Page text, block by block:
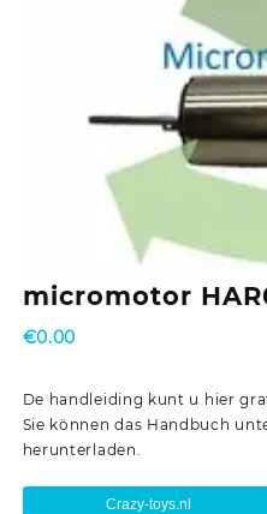
micromotor
€0.00
De handleiding kunt u hier
Sie können das Handbuch
herunterladen.
Crazy-toys.nl